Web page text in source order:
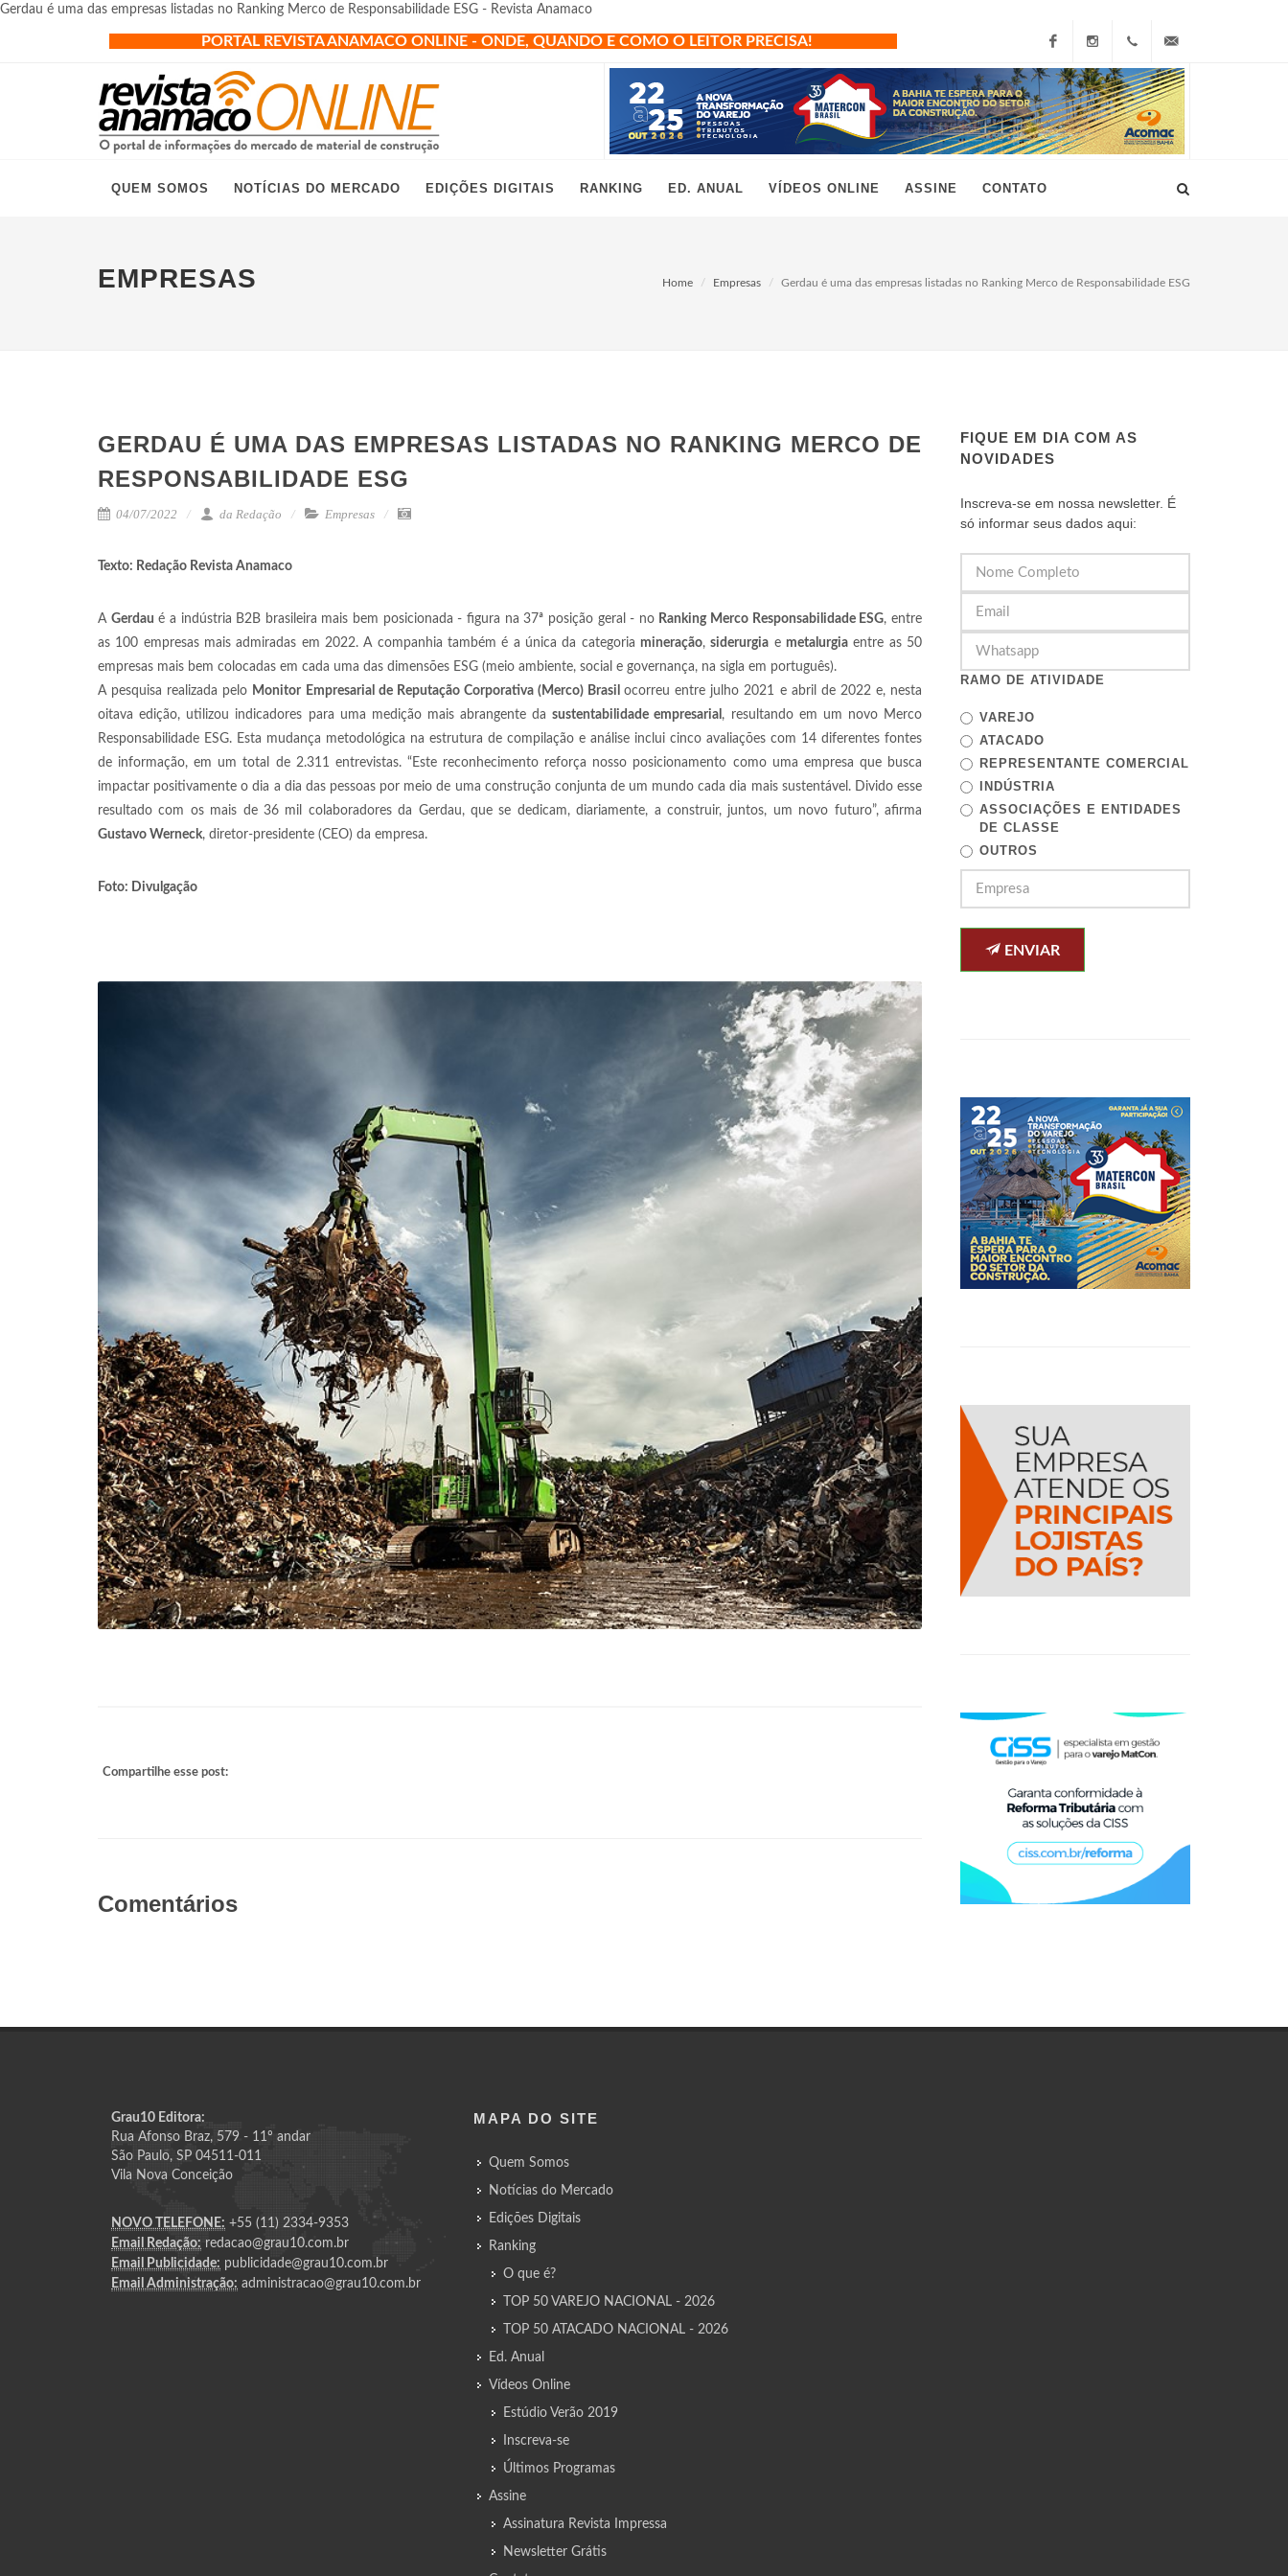
Gerdau é uma das empresas listadas no Ranking Merco de Responsabilidade ESG - Revista Anamaco
PORTAL REVISTA ANAMACO ONLINE - ONDE, QUANDO E COMO O LEITOR PRECISA!
FacebookInstagram
+55
(11)
grau10@grau10.com.br
QUEM SOMOS NOTÍCIAS DO MERCADO EDIÇÕES DIGITAIS RANKING ED. ANUAL VÍDEOS ONLINE ASSINE CONTATO
EMPRESAS Home Empresas Gerdau é uma das empresas listadas no Ranking Merco de Responsabilidade ESG
GERDAU É UMA DAS EMPRESAS LISTADAS NO RANKING MERCO DE
RESPONSABILIDADE ESG
04/07/2022 da Redação Empresas
Texto: Redação Revista Anamaco
A Gerdau é a indústria B2B brasileira mais bem posicionada - figura na 37ª posição geral - no Ranking Merco Responsabilidade ESG, entre
as 100 empresas mais admiradas em 2022. A companhia também é a única da categoria mineração,siderurgia emetalurgia entre as 50
empresas mais bem colocadas em cada uma das dimensões ESG (meio ambiente, social e governança, na sigla em português).
A pesquisa realizada pelo Monitor Empresarial de Reputação Corporativa (Merco) Brasilocorreu entre julho 2021 e abril de 2022 e, nesta
oitava edição, utilizou indicadores para uma medição mais abrangente dasustentabilidade empresarial , resultando em um novo Merco
Responsabilidade ESG. Esta mudança metodológica na estrutura de compilação e análise inclui cinco avaliações com 14 diferentes fontes
de informação, em um total de 2.311 entrevistas. “Este reconhecimento reforça nosso posicionamento como uma empresa que busca
impactar positivamente o dia a dia das pessoas por meio de uma construção conjunta de um mundo cada dia mais sustentável. Divido esse
resultado com os mais de 36 mil colaboradores da Gerdau, que se dedicam, diariamente, a construir, juntos, um novo futuro”, afirma
Gustavo Werneck, diretor-presidente (CEO) da empresa.
Foto: Divulgação
Compartilhe esse post:
Comentários
FIQUE EM DIA COM AS
NOVIDADES
Inscreva-se em nossa newsletter. É
só informar seus dados aqui:
RAMO DE ATIVIDADE
VAREJO
ATACADO
REPRESENTANTE COMERCIAL
INDÚSTRIA
ASSOCIAÇÕES E ENTIDADES
DE CLASSE
OUTROS
ENVIAR
Grau10 Editora:
Rua Afonso Braz, 579 - 11º andar
São Paulo, SP 04511-011
Vila Nova Conceição
NOVO TELEFONE: +55 (11) 2334-9353
Email Redação: redacao@grau10.com.br
Email Publicidade: publicidade@grau10.com.br
Email Administração: administracao@grau10.com.br
MAPA DO SITE
Quem Somos
Notícias do Mercado
Edições Digitais
Ranking
O que é?
TOP 50 VAREJO NACIONAL - 2026
TOP 50 ATACADO NACIONAL - 2026
Ed. Anual
Vídeos Online
Estúdio Verão 2019
Inscreva-se
Últimos Programas
Assine
Assinatura Revista Impressa
Newsletter Grátis